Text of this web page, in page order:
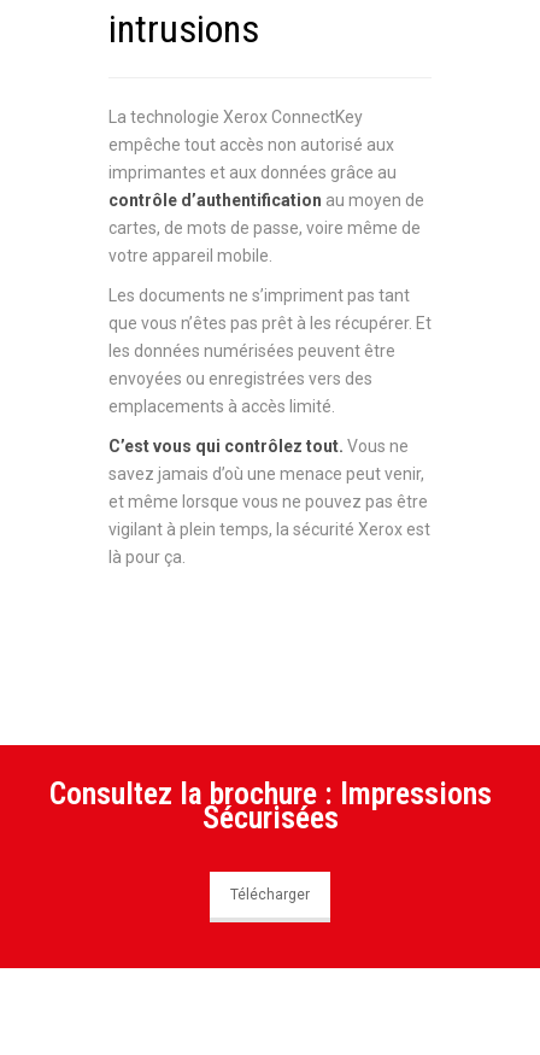
intrusions
La technologie Xerox ConnectKey
empêche tout accès non autorisé aux
imprimantes et aux données grâce au
contrôle d’authentification au moyen de
cartes, de mots de passe, voire même de
votre appareil mobile.
Les documents ne s’impriment pas tant
que vous n’êtes pas prêt à les récupérer. Et
les données numérisées peuvent être
envoyées ou enregistrées vers des
emplacements à accès limité.
C’est vous qui contrôlez tout. Vous ne
savez jamais d’où une menace peut venir,
et même lorsque vous ne pouvez pas être
vigilant à plein temps, la sécurité Xerox est
là pour ça.
Consultez la brochure : Impressions
Sécurisées
Télécharger